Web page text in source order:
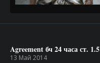
Agreement бч 24 часа ст. 1.5
13 Май 2014